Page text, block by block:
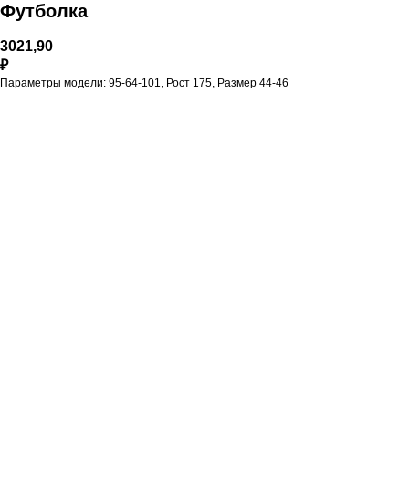
Футболка
3021,90
₽
Параметры модели: 95-64-101, Рост 175, Размер 44-46